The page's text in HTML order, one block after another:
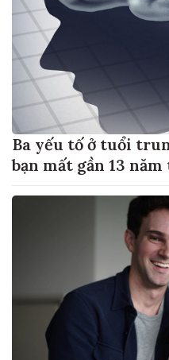
Ba yếu tố ở tuổi
bạn mất gần 13